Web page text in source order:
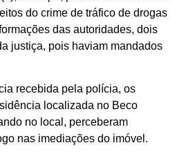
do crime de tráfico de drogas
das autoridades, dois
justiça, pois haviam mandados
recebida pela polícia, os
localizada no Beco
no local, perceberam
nas imediações do imóvel.